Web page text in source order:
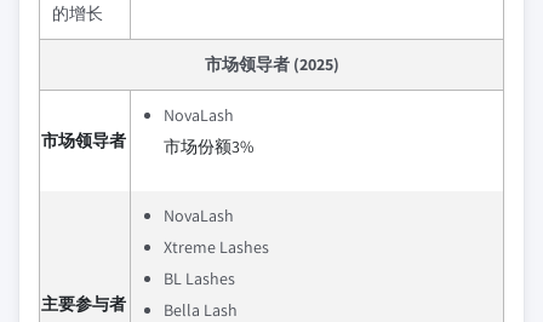
的增长
市场领导者 (2025)
市场领导者
NovaLash
市场份额3%
主要参与者
NovaLash
Xtreme Lashes
BL Lashes
Bella Lash